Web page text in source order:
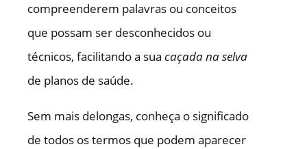
compreenderem palavras ou conceitos
que possam ser desconhecidos ou
técnicos, facilitando a sua caçada na selva
de planos de saúde.
Sem mais delongas, conheça o significado
de todos os termos que podem aparecer